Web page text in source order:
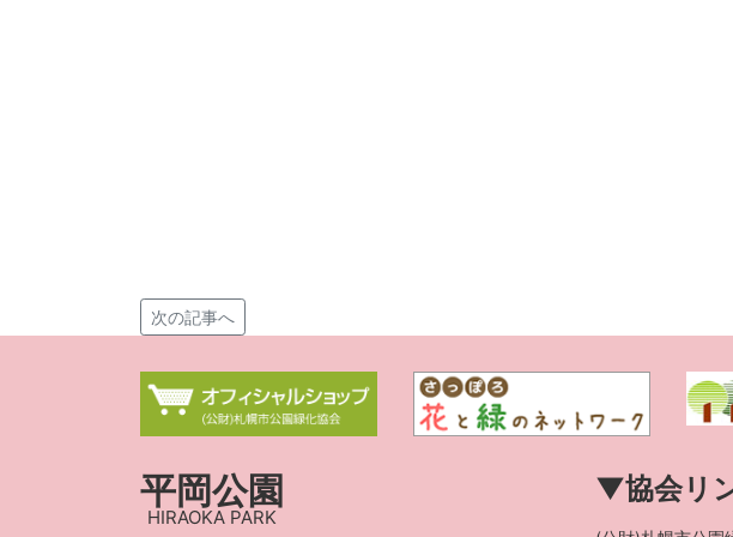
次の記事へ
平岡公園
HIRAOKA PARK
▼協会リ